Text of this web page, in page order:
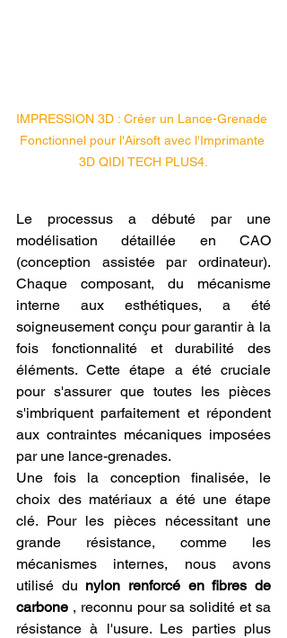
IMPRESSION 3D : Créer un Lance-Grenade
Fonctionnel pour l'Airsoft avec l'Imprimante
3D QIDI TECH PLUS4.
Le processus a débuté par une
modélisation détaillée en CAO
(conception assistée par ordinateur).
Chaque composant, du mécanisme
interne aux esthétiques, a été
soigneusement conçu pour garantir à la
fois fonctionnalité et durabilité des
éléments. Cette étape a été cruciale
pour s'assurer que toutes les pièces
s'imbriquent parfaitement et répondent
aux contraintes mécaniques imposées
par une lance-grenades.
Une fois la conception finalisée, le
choix des matériaux a été une étape
clé. Pour les pièces nécessitant une
grande résistance, comme les
mécanismes internes, nous avons
utilisé du nylon renforcé en fibres de
carbone , reconnu pour sa solidité et sa
résistance à l'usure. Les parties plus